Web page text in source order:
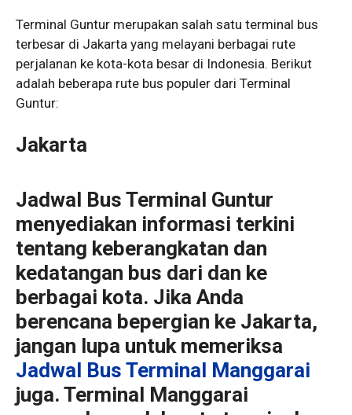
Terminal Guntur merupakan salah satu terminal bus
terbesar di Jakarta yang melayani berbagai rute
perjalanan ke kota-kota besar di Indonesia. Berikut
adalah beberapa rute bus populer dari Terminal
Guntur:
Jakarta
Jadwal Bus Terminal Guntur
menyediakan informasi terkini
tentang keberangkatan dan
kedatangan bus dari dan ke
berbagai kota. Jika Anda
berencana bepergian ke Jakarta,
jangan lupa untuk memeriksa
Jadwal Bus Terminal Manggarai
juga. Terminal Manggarai